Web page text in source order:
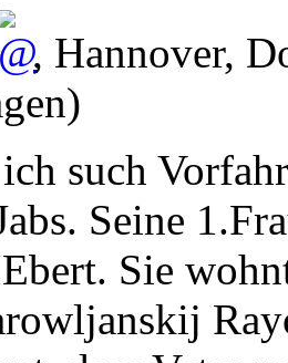
, Hannover,
such
Seine
Sie